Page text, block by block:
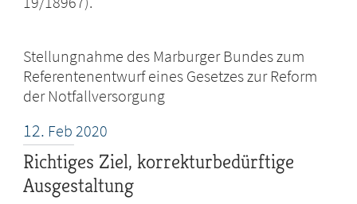
Stellungnahme des Marburger Bundes zum
Referentenentwurf eines Gesetzes zur Reform
der Notfallversorgung
12. Feb 2020
Richtiges Ziel, korrekturbedürftige
Ausgestaltung